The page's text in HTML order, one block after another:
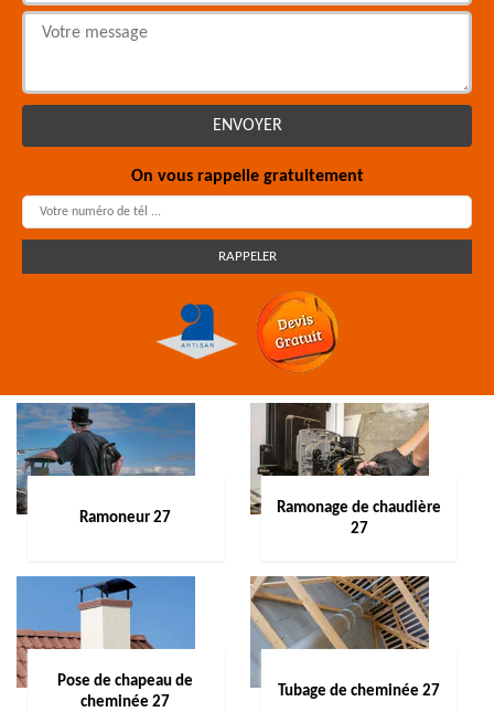
On vous rappelle gratuitement
Ramoneur 27
Ramonage de chaudière
27
Pose de chapeau de
cheminée 27
Tubage de cheminée 27